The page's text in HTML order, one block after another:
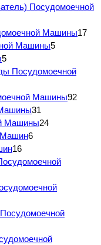
Посудомоечной
Машины17
Машины5
5
Посудомоечной
Машины92
31
Машины24
Машин6
16